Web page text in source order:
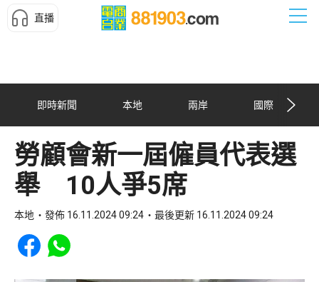
直播
即時新聞 本地 兩岸 國際
勞顧會新一屆僱員代表選
舉 10人爭5席
本地 發佈 16.11.2024 09:24 最後更新 16.11.2024 09:24
Share to Facebook
Share to WhatsApp